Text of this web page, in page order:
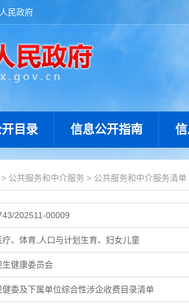
民政府
目录 信息公开指南
> 公共服务和中介服务 > 公共服务和中介服务清单
202511-00009
疗、体育,人口与计划生育、妇女儿童
生健康委员会
健委及下属单位综合性涉企收费目录清单